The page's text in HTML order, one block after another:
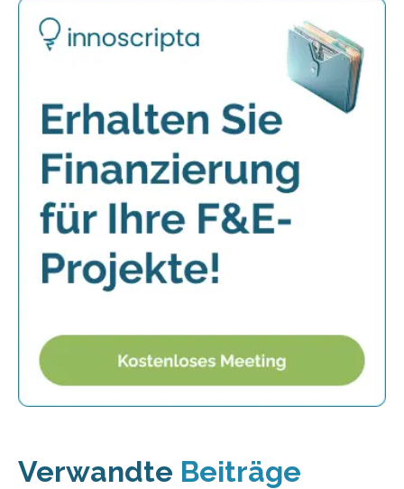
Verwandte Beiträge